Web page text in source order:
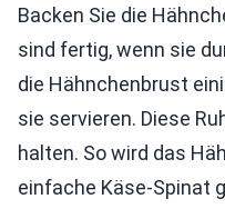
Backen Sie die
sind fertig, wenn sie
die Hähnchenbrust
sie servieren. Diese
halten. So wird das
einfache Käse-Spinat